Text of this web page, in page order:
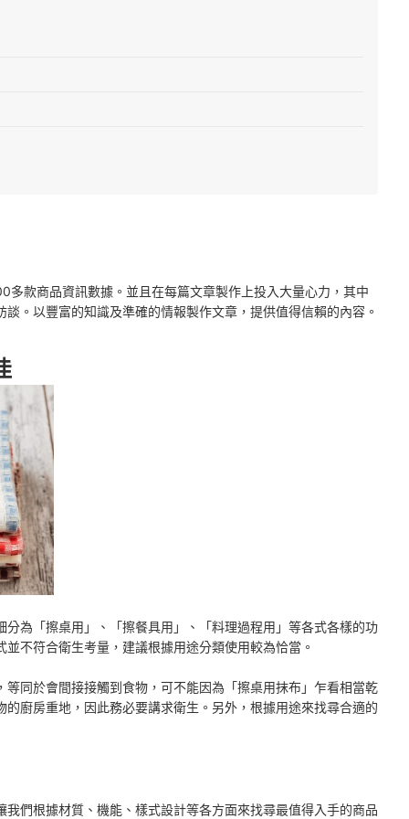
款商品資訊數據。並且在每篇文章製作上投入大量心力，其中
。以豐富的知識及準確的情報製作文章，提供值得信賴的內容。
為「擦桌用」、「擦餐具用」、「料理過程用」等各式各樣的功
不符合衛生考量，建議根據用途分類使用較為恰當。
同於會間接接觸到食物，可不能因為「擦桌用抹布」乍看相當乾
廚房重地，因此務必要講求衛生。另外，根據用途來找尋合適的
們根據材質、機能、樣式設計等各方面來找尋最值得入手的商品